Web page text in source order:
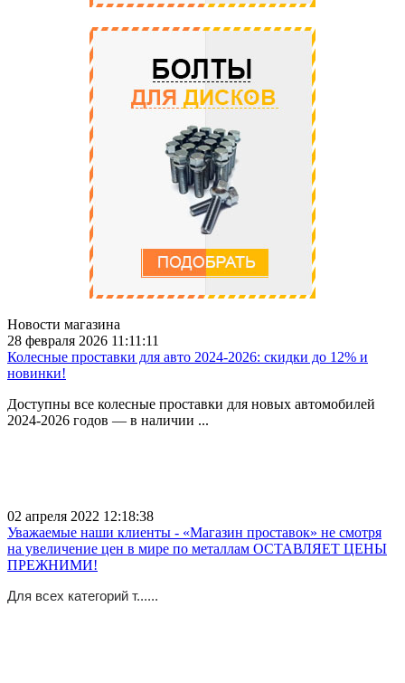
Новости магазина
28 февраля 2026 11:11:11
Колесные проставки для авто 2024-2026: скидки до 12% и
новинки!
Доступны все колесные проставки для новых автомобилей
2024-2026 годов — в наличии ...
02 апреля 2022 12:18:38
Уважаемые наши клиенты - «Магазин проставок» не смотря
на увеличение цен в мире по металлам ОСТАВЛЯЕТ ЦЕНЫ
ПРЕЖНИМИ!
Для всех категорий т......